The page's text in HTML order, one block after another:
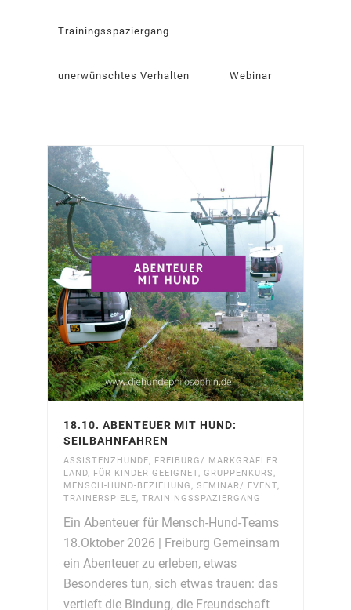
Trainingsspaziergang
unerwünschtes Verhalten Webinar
18.10. ABENTEUER MIT HUND:
SEILBAHNFAHREN
ASSISTENZHUNDE, FREIBURG/ MARKGRÄFLER
LAND, FÜR KINDER GEEIGNET, GRUPPENKURS,
MENSCH-HUND-BEZIEHUNG, SEMINAR/ EVENT,
TRAINERSPIELE, TRAININGSSPAZIERGANG
Ein Abenteuer für Mensch-Hund-Teams
18.Oktober 2026 | Freiburg Gemeinsam
ein Abenteuer zu erleben, etwas
Besonderes tun, sich etwas trauen: das
vertieft die Bindung, die Freundschaft